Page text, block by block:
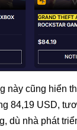
này cũng hiển
84,19 USD,
dù nhà phát